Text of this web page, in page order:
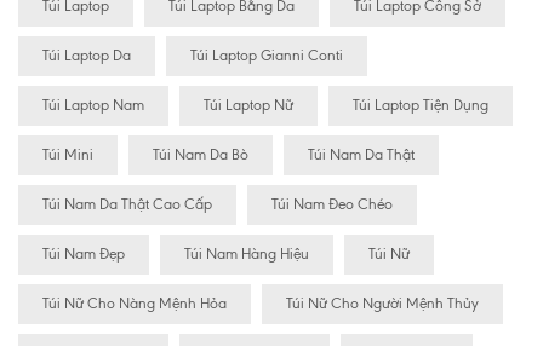
Túi Laptop Túi Laptop Bằng Da Túi Laptop Công Sở
Túi Laptop Da Túi Laptop Gianni Conti
Túi Laptop Nam Túi Laptop Nữ Túi Laptop Tiện Dụng
Túi Mini Túi Nam Da Bò Túi Nam Da Thật
Túi Nam Da Thật Cao Cấp Túi Nam Đeo Chéo
Túi Nam Đẹp Túi Nam Hàng Hiệu Túi Nữ
Túi Nữ Cho Nàng Mệnh Hỏa Túi Nữ Cho Người Mệnh Thủy